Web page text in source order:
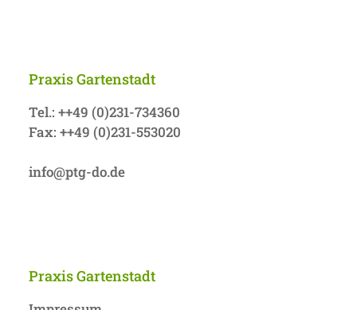
Praxis Gartenstadt
Tel.: ++49 (0)231-734360
Fax: ++49 (0)231-553020
info@ptg-do.de
Praxis Gartenstadt